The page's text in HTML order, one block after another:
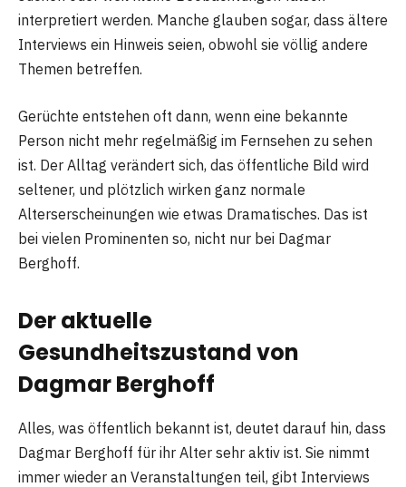
interpretiert werden. Manche glauben sogar, dass ältere
Interviews ein Hinweis seien, obwohl sie völlig andere
Themen betreffen.
Gerüchte entstehen oft dann, wenn eine bekannte
Person nicht mehr regelmäßig im Fernsehen zu sehen
ist. Der Alltag verändert sich, das öffentliche Bild wird
seltener, und plötzlich wirken ganz normale
Alterserscheinungen wie etwas Dramatisches. Das ist
bei vielen Prominenten so, nicht nur bei Dagmar
Berghoff.
Der aktuelle
Gesundheitszustand von
Dagmar Berghoff
Alles, was öffentlich bekannt ist, deutet darauf hin, dass
Dagmar Berghoff für ihr Alter sehr aktiv ist. Sie nimmt
immer wieder an Veranstaltungen teil, gibt Interviews